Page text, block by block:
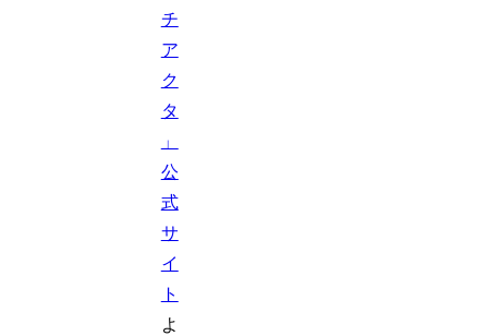
チ
ア
ク
タ
」
公
式
サ
イ
ト
よ